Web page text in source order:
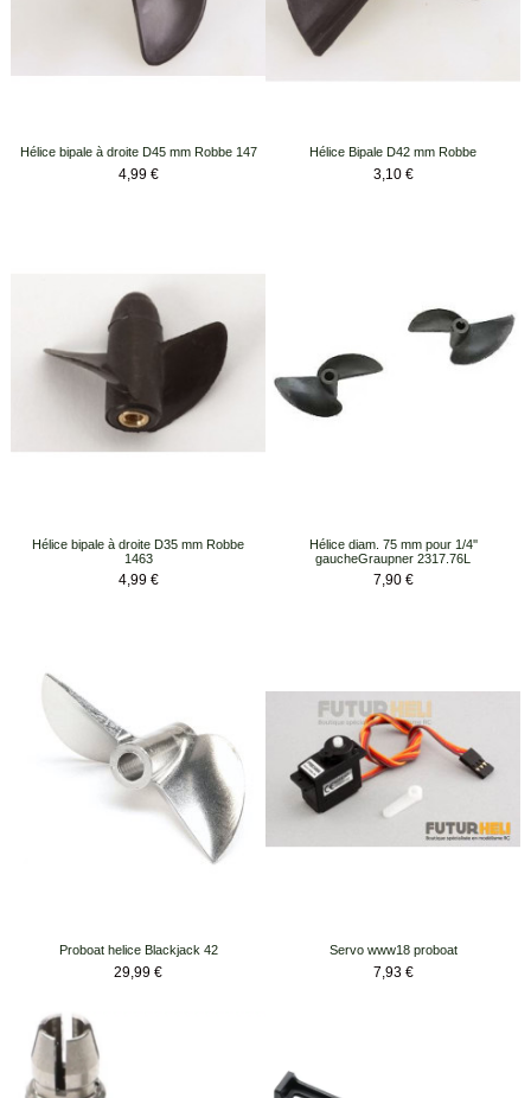
Hélice bipale à droite D45 mm Robbe 147
Prix
4,99 €
Hélice Bipale D42 mm Robbe
Prix
3,10 €
Hélice bipale à droite D35 mm Robbe
1463
Prix
4,99 €
Hélice diam. 75 mm pour 1/4''
gaucheGraupner 2317.76L
Prix
7,90 €
Proboat helice Blackjack 42
Prix
29,99 €
Servo www18 proboat
Prix
7,93 €